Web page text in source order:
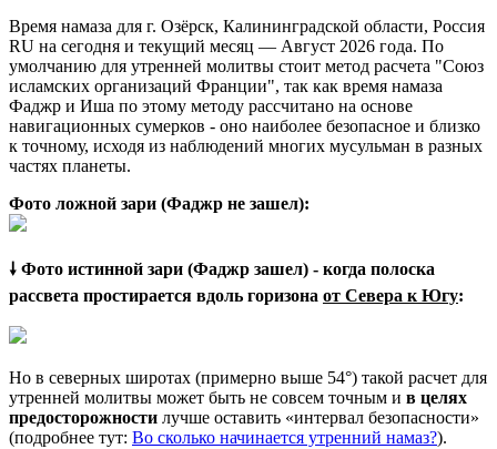
Время намаза для г. Озёрск, Калининградской области, Россия
RU на сегодня и текущий месяц — Август 2026 года. По
умолчанию для утренней молитвы стоит метод расчета "Союз
исламских организаций Франции", так как время намаза
Фаджр и Иша по этому методу рассчитано на основе
навигационных сумерков - оно наиболее безопасное и близко
к точному, исходя из наблюдений многих мусульман в разных
частях планеты.
Фото ложной зари (Фаджр не зашел):
🠗 Фото истинной зари (Фаджр зашел) - когда полоска
рассвета простирается вдоль горизона от Севера к Югу:
Но в северных широтах (примерно выше 54°) такой расчет для
утренней молитвы может быть не совсем точным и в целях
предосторожности лучше оставить «интервал безопасности»
(подробнее тут: Во сколько начинается утренний намаз?).